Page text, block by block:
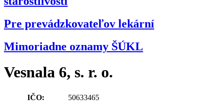
Pre prevádzkovateľov lekární
Mimoriadne oznamy ŠÚKL
Vesnala 6, s. r. o.
IČO:
50633465